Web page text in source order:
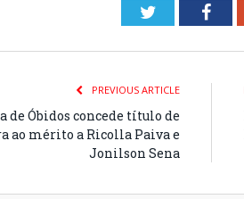
Twitter
PREVIOUS ARTICLE
de Óbidos concede título de
ao mérito a Ricolla Paiva e
Jonilson Sena